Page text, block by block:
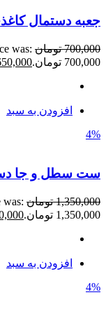
جعبه دستمال
700,000 تومان was:
700,000 تومان.
افزودن به سبد
4%
ست سطل و جا
1,350,000 تومان was:
1,350,000 تومان.
افزودن به سبد
4%